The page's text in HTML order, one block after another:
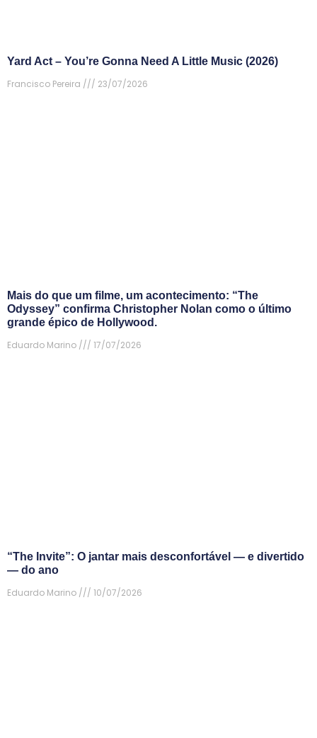
Yard Act – You’re Gonna Need A Little Music (2026)
Francisco Pereira
23/07/2026
Mais do que um filme, um acontecimento: “The
Odyssey” confirma Christopher Nolan como o último
grande épico de Hollywood.
Eduardo Marino
17/07/2026
“The Invite”: O jantar mais desconfortável — e divertido
— do ano
Eduardo Marino
10/07/2026